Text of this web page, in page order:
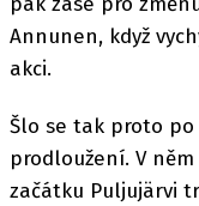
Annunen, když
akci.
Šlo se tak proto
prodloužení. V
začátku Puljujärvi